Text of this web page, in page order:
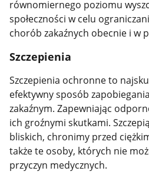
równomiernego poziomu
społeczności w celu
chorób zakaźnych obecnie i w
Szczepienia
Szczepienia ochronne to
efektywny sposób
zakaźnym. Zapewniając
ich groźnymi skutkami.
bliskich, chronimy przed
także te osoby, których nie
przyczyn medycznych.